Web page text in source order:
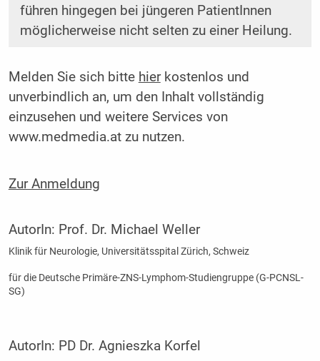
führen hingegen bei jüngeren PatientInnen
möglicherweise nicht selten zu einer Heilung.
Melden Sie sich bitte hierkostenlos und
unverbindlich an, um den Inhalt vollständig
einzusehen und weitere Services von
www.medmedia.at zu nutzen.
Zur Anmeldung
AutorIn: Prof. Dr. Michael Weller
Klinik für Neurologie, Universitätsspital Zürich, Schweiz
für die Deutsche Primäre-ZNS-Lymphom-Studiengruppe (G-PCNSL-
SG)
AutorIn: PD Dr. Agnieszka Korfel